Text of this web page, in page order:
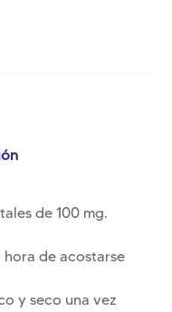
de 100 mg.
hora de acostarse
y seco una vez